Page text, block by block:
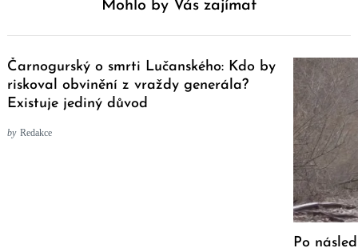
Mohlo by Vás zajímat
Čarnogurský o smrti Lučanského: Kdo by
riskoval obvinění z vraždy generála?
Existuje jediný důvod
by Redakce
Po